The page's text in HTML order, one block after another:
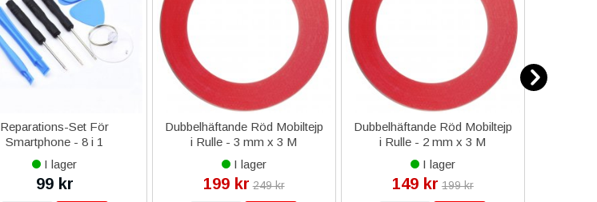
Reparations-Set För
Smartphone - 8 i 1
I lager
99 kr
Dubbelhäftande Röd Mobiltejp
i Rulle - 3 mm x 3 M
I lager
199 kr 249 kr
Dubbelhäftande Röd Mobiltejp
i Rulle - 2 mm x 3 M
I lager
149 kr 199 kr